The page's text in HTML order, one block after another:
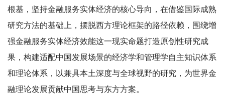
根基，坚持金融服务实体经济的核心导向，在借鉴国际成熟
研究方法的基础上，摆脱西方理论框架的路径依赖，围绕增
强金融服务实体经济效能这一现实命题打造原创性研究成
果，构建适配中国发展场景的经济学和管理学自主知识体系
和理论体系，以兼具本土深度与全球视野的研究，为世界金
融理论发展贡献中国思考与东方方案。